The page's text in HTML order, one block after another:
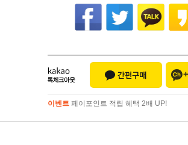
이벤트 페이포인트 적립 혜택 2배 UP!
이벤트페이포인트 적립 혜택 2배 UP!